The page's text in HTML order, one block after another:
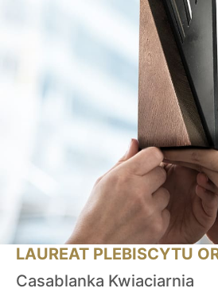
LAUREAT PLEBISCYTU
Casablanka Kwiaciarnia